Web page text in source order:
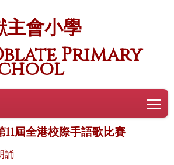
主會小學
Primary
屆全港校際手語歌比賽
誦